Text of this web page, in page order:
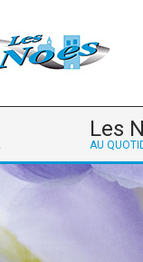
Les
AU